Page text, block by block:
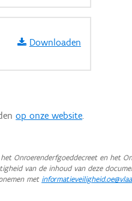
Downloaden
op onze website.
Onroerenderfgoeddecreet en het
van de inhoud van deze
met